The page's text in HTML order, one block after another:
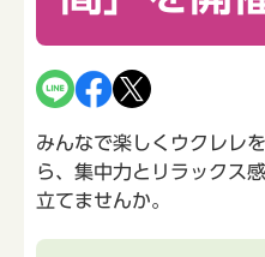
みんなで楽しくウクレレ
ら、集中力とリラックス
立てませんか。